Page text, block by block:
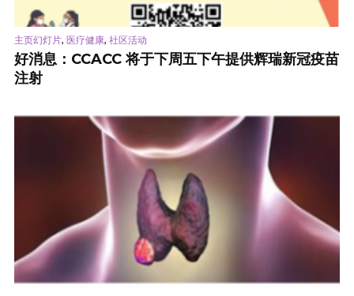
主页幻灯片, 医疗健康, 社区活动
好消息：CCACC 将于下周五下午提供辉瑞新冠疫苗
注射